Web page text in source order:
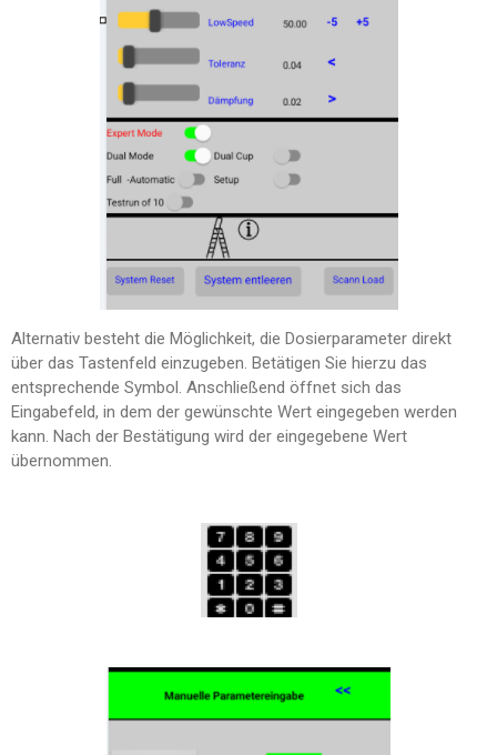
Alternativ besteht die Möglichkeit, die Dosierparameter direkt
über das Tastenfeld einzugeben. Betätigen Sie hierzu das
entsprechende Symbol. Anschließend öffnet sich das
Eingabefeld, in dem der gewünschte Wert eingegeben werden
kann. Nach der Bestätigung wird der eingegebene Wert
übernommen.